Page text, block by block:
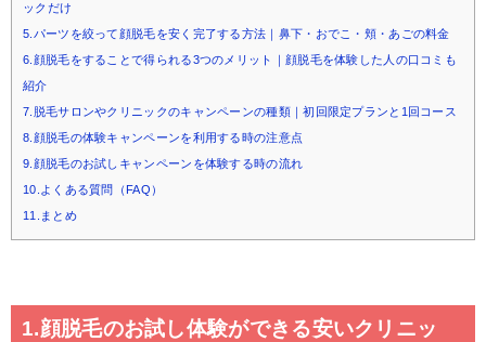
ックだけ
5.パーツを絞って顔脱毛を安く完了する方法｜鼻下・おでこ・頬・あごの料金
6.顔脱毛をすることで得られる3つのメリット｜顔脱毛を体験した人の口コミも
紹介
7.脱毛サロンやクリニックのキャンペーンの種類｜初回限定プランと1回コース
8.顔脱毛の体験キャンペーンを利用する時の注意点
9.顔脱毛のお試しキャンペーンを体験する時の流れ
10.よくある質問（FAQ）
11.まとめ
1.顔脱毛のお試し体験ができる安いクリニッ